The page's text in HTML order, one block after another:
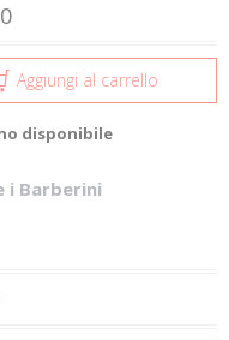
Aggiungi al carrello
disponibile
i Barberini